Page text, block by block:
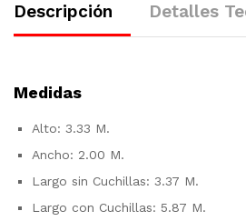
Descripción Detalles
Medidas
Alto: 3.33 M.
Ancho: 2.00 M.
Largo sin Cuchillas: 3.37 M.
Largo con Cuchillas: 5.87 M.